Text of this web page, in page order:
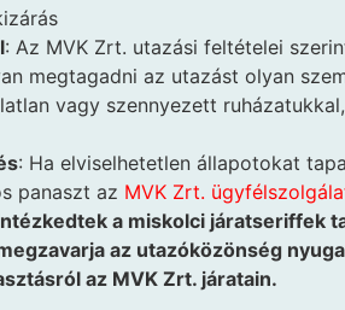
: Az MVK Zrt. utazási feltételei
megtagadni az utazást olyan
vagy szennyezett
: Ha elviselhetetlen állapotokat
panaszt az MVK Zrt.
a miskolci járatseriffek
az utazóközönség
az MVK Zrt. járatain.